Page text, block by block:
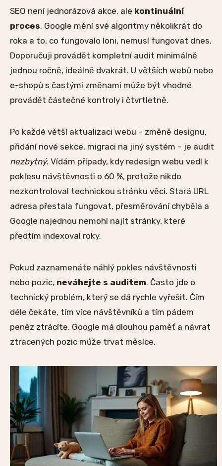
SEO není jednorázová akce, ale kontinuální
proces. Google mění své algoritmy několikrát do
roka a to, co fungovalo loni, nemusí fungovat dnes.
Doporučuji provádět kompletní audit minimálně
jednou ročně, ideálně dvakrát. U větších webů nebo
e-shopů s častými změnami může být vhodné
provádět částečné kontroly i čtvrtletně.
Po každé větší aktualizaci webu – změně designu,
přidání nové sekce, migraci na jiný systém – je audit
nezbytný. Vídám případy, kdy redesign webu vedl k
poklesu návštěvnosti o 60 %, protože nikdo
nezkontroloval technickou stránku věci. Stará URL
adresa přestala fungovat, přesměrování chyběla a
Google najednou nemohl najít stránky, které
předtím indexoval roky.
Pokud zaznamenáte náhlý pokles návštěvnosti
nebo pozic, neváhejte s auditem. Často jde o
technický problém, který se dá rychle vyřešit. Čím
déle čekáte, tím více návštěvníků a tím pádem
peněz ztrácíte. Google má dlouhou paměť a návrat
ztracených pozic může trvat měsíce.